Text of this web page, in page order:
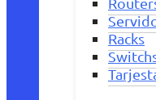
Racks